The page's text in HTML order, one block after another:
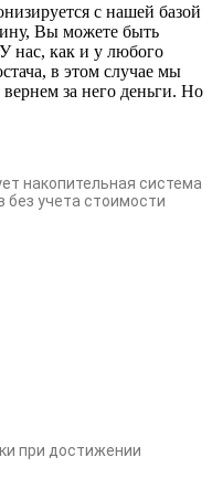
с нашей базой
Вы можете быть
нас, как и у любого
в этом случае мы
за него деньги. Но
накопительная система
без учета стоимости
при достижении